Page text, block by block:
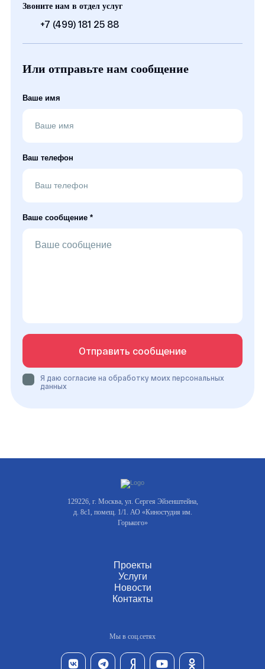
Звоните нам в отдел услуг
+7 (499) 181 25 88
Или отправьте нам сообщение
Ваше имя
Ваш телефон
Ваше сообщение *
Отправить сообщение
Я даю согласие на обработку моих персональных
данных
129226, г. Москва, ул. Сергея Эйзенштейна,
д. 8с1, помещ. 1/1. АО «Киностудия им.
Горького»
Проекты
Услуги
Новости
Контакты
Мы в соц.сетях